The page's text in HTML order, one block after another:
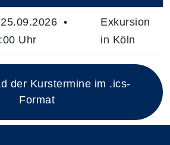
1 Termine zum diesen Kurs
•
Uhr
Exkursion
in Köln
der Kurstermine im .ics-
Format